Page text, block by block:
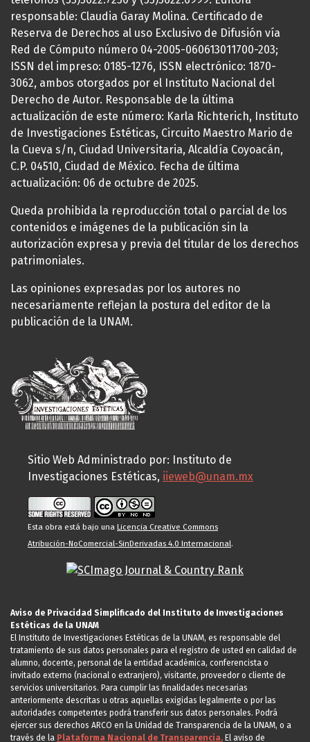
responsable: Claudia Garay Molina. Certificado de
Reserva de Derechos al uso Exclusivo de Difusión vía
Red de Cómputo número 04-2005-060613011700-203;
ISSN del impreso: 0185-1276, ISSN electrónico: 1870-
3062, ambos otorgados por el Instituto Nacional del
Derecho de Autor. Responsable de la última
actualización de este número: Karla Richterich, Instituto
de Investigaciones Estéticas, Circuito Maestro Mario de
la Cueva s/n, Ciudad Universitaria, Alcaldía Coyoacán,
C.P. 04510, Ciudad de México. Fecha de última
actualización: 06 de octubre de 2025.
Queda prohibida la reproducción total o parcial de los
contenidos e imágenes de la publicación sin la
autorización expresa y previa del titular de los derechos
patrimoniales.
Las opiniones expresadas por los autores no
necesariamente reflejan la postura del editor de la
publicación de la UNAM.
Sitio Web Administrado por: Instituto de
Investigaciones Estéticas, iieweb@unam.mx
Esta obra está bajo una Licencia Creative Commons
Atribución-NoComercial-SinDerivadas 4.0 Internacional.
Aviso de Privacidad Simplificado del Instituto de Investigaciones
Estéticas de la UNAM
El Instituto de Investigaciones Estéticas de la UNAM, es responsable del
tratamiento de sus datos personales para el registro de usted en calidad de
alumno, docente, personal de la entidad académica, conferencista o
invitado externo (nacional o extranjero), visitante, proveedor o cliente de
servicios universitarios. Para cumplir las finalidades necesarias
anteriormente descritas u otras aquellas exigidas legalmente o por las
autoridades competentes podrá transferir sus datos personales. Podrá
ejercer sus derechos ARCO en la Unidad de Transparencia de la UNAM, o a
través de la Plataforma Nacional de Transparencia. El aviso de